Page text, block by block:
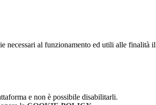
necessari al funzionamento ed utili alle finalità
e non è possibile disabilitarli.